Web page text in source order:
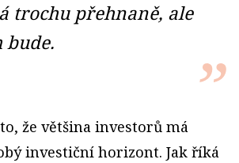
trochu přehnaně, ale
bude.
že většina investorů má
investiční horizont. Jak říká